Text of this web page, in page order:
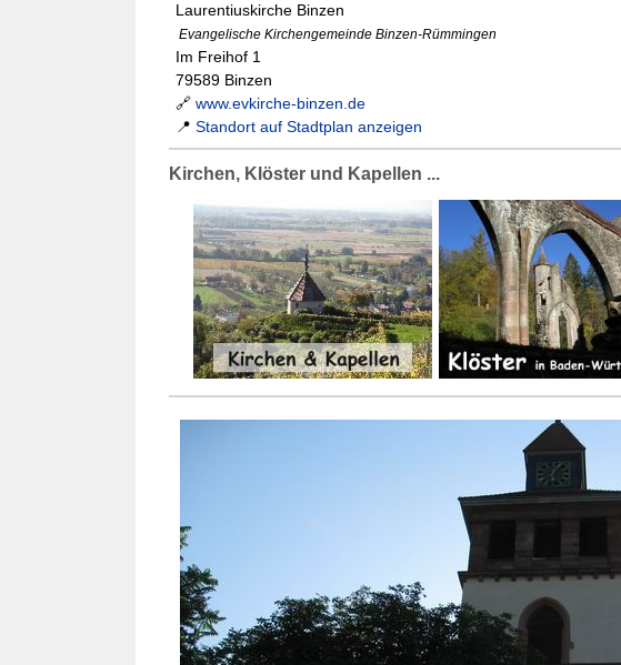
Laurentiuskirche Binzen
Evangelische Kirchengemeinde Binzen-Rümmingen
Im Freihof 1
79589 Binzen
🔗 www.evkirche-binzen.de
📍 Standort auf Stadtplan anzeigen
Kirchen, Klöster und Kapellen ...